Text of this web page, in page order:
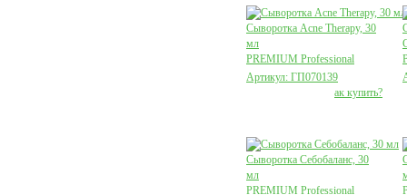
Сыворотка Acne Therapy, 30
мл
PREMIUM Professional
Артикул: ГП070139
ак купить?
Сыворотка Себобаланс, 30
мл
PREMIUM Professional